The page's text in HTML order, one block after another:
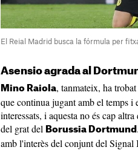
El Reial Madrid busca la fórmula per
Asensio agrada al
Mino Raiola, tanmateix, ha
que continua jugant amb el temps i
interessats, i aquesta no és cap
del grat del Borussia Dortmund
amb l'interès del conjunt del Signal